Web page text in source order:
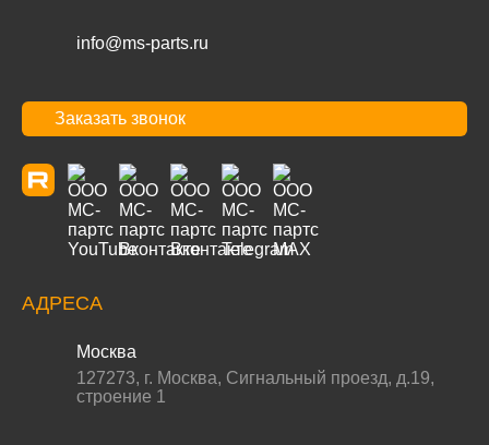
info@ms-parts.ru
Заказать звонок
АДРЕСА
Москва
127273, г. Москва, Сигнальный проезд, д.19,
строение 1